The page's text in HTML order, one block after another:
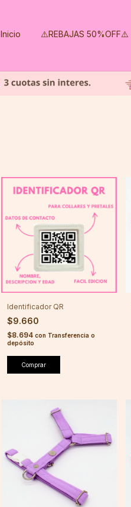
Inicio ⚠️REBAJAS 50%OFF⚠️
Identificador QR
$9.660
$8.694 con Transferencia o
depósito
Comprar